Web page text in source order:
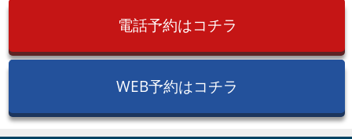
電話予約はコチラ
WEB予約はコチラ